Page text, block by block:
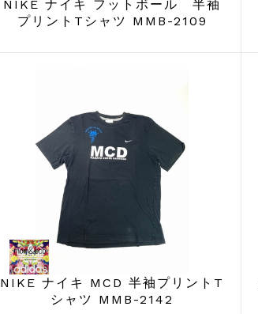
NIKE ナイキ フットボール 半袖
プリントTシャツ MMB-2109
NIKE ナイキ MCD 半袖プリントT
シャツ MMB-2142